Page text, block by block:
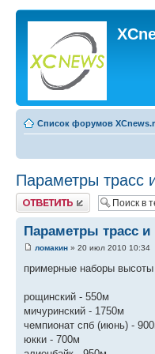
Список форумов
Параметры трасс
Ответить
Параметры трасс
ломакин » 20 июл 2010 10:34
примерные наборы
рощинский - 550м
мичуринский - 1750м
чемпионат спб (июнь) -
юкки - 700м